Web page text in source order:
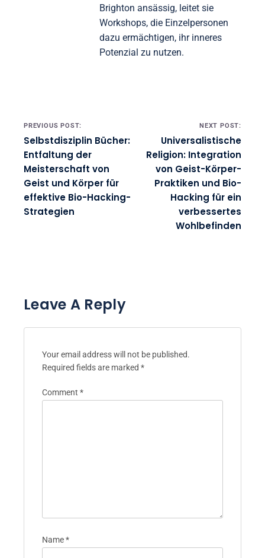
Brighton ansässig, leitet sie
Workshops, die Einzelpersonen
dazu ermächtigen, ihr inneres
Potenzial zu nutzen.
Post navigation
PREVIOUS POST:
Selbstdisziplin Bücher:
Entfaltung der
Meisterschaft von
Geist und Körper für
effektive Bio-Hacking-
Strategien
NEXT POST:
Universalistische
Religion: Integration
von Geist-Körper-
Praktiken und Bio-
Hacking für ein
verbessertes
Wohlbefinden
Leave A Reply
Your email address will not be published.
Required fields are marked *
Comment *
Name*